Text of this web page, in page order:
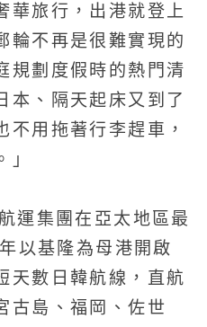
華旅行，出港就登上
輪不再是很難實現的
規劃度假時的熱門清
本、隔天起床又到了
不用拖著行李趕車，
」
運集團在亞太地區最
以基隆為母港開啟
天數日韓航線，直航
古島、福岡、佐世